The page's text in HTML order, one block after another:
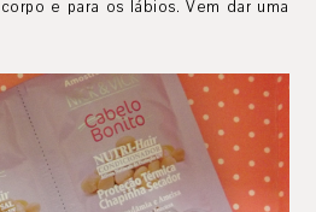
e para os lábios. Vem dar uma